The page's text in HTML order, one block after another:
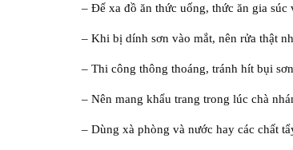
– Để xa đồ ăn thức uống, thức ăn gia súc
– Khi bị dính sơn vào mắt, nên rửa thật
– Thi công thông thoáng, tránh hít bụi
– Nên mang khẩu trang trong lúc chà
– Dùng xà phòng và nước hay các chất